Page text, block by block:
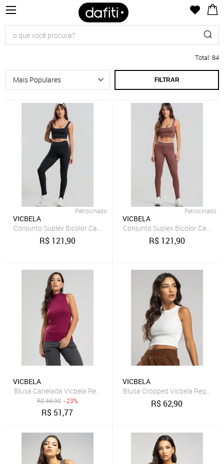
Total: 84
FILTRAR
Patrocinado
VICBELA
Conjunto Suplex Bicolor Calça + Top Regata Preta
R$ 121,90
Patrocinado
VICBELA
Conjunto Suplex Bicolor Calça
R$ 121,90
VICBELA
Blusa Canelada Vicbela Regata Gola Alta Vinho
R$66,90 - 23%
R$ 51,77
VICBELA
Blusa Cropped Vicbela Regata
R$ 62,90